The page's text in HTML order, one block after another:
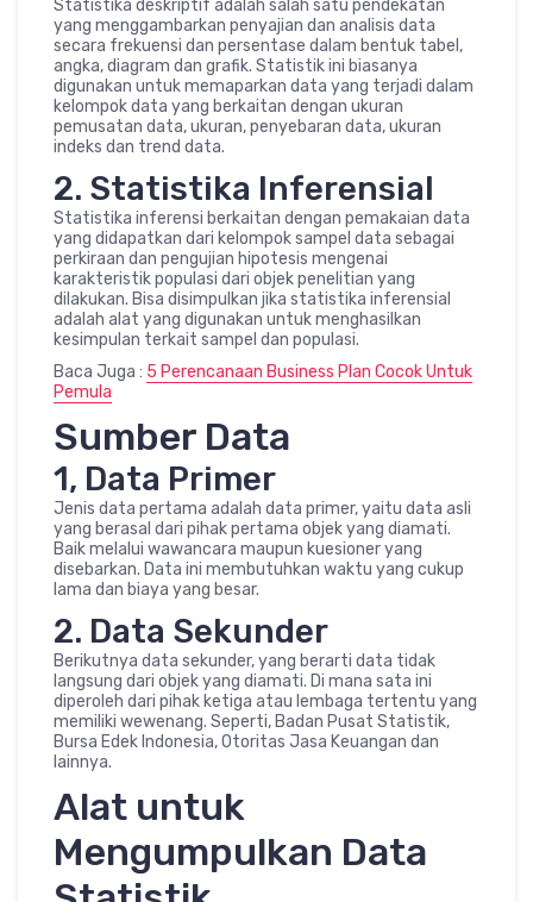
Statistika deskriptif adalah salah satu pendekatan
yang menggambarkan penyajian dan analisis data
secara frekuensi dan persentase dalam bentuk tabel,
angka, diagram dan grafik. Statistik ini biasanya
digunakan untuk memaparkan data yang terjadi dalam
kelompok data yang berkaitan dengan ukuran
pemusatan data, ukuran, penyebaran data, ukuran
indeks dan trend data.
2. Statistika Inferensial
Statistika inferensi berkaitan dengan pemakaian data
yang didapatkan dari kelompok sampel data sebagai
perkiraan dan pengujian hipotesis mengenai
karakteristik populasi dari objek penelitian yang
dilakukan. Bisa disimpulkan jika statistika inferensial
adalah alat yang digunakan untuk menghasilkan
kesimpulan terkait sampel dan populasi.
Baca Juga : 5 Perencanaan Business Plan Cocok Untuk
Pemula
Sumber Data
1, Data Primer
Jenis data pertama adalah data primer, yaitu data asli
yang berasal dari pihak pertama objek yang diamati.
Baik melalui wawancara maupun kuesioner yang
disebarkan. Data ini membutuhkan waktu yang cukup
lama dan biaya yang besar.
2. Data Sekunder
Berikutnya data sekunder, yang berarti data tidak
langsung dari objek yang diamati. Di mana sata ini
diperoleh dari pihak ketiga atau lembaga tertentu yang
memiliki wewenang. Seperti, Badan Pusat Statistik,
Bursa Edek Indonesia, Otoritas Jasa Keuangan dan
lainnya.
Alat untuk
Mengumpulkan Data